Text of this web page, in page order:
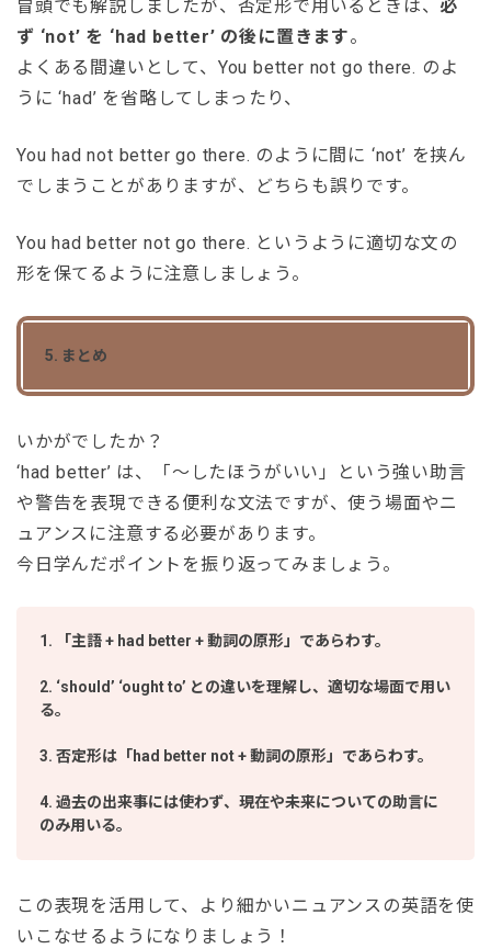
冒頭でも解説しましたが、否定形で用いるときは、 必
ず ‘not’ を ‘had better’ の後に置きます。
よくある間違いとして、You better not go there. のよ
うに ‘had’ を省略してしまったり、
You had not better go there. のように間に ‘not’ を挟ん
でしまうことがありますが、どちらも誤りです。
You had better not go there. というように適切な文の
形を保てるように注意しましょう。
5. まとめ
いかがでしたか？
‘had better’ は、「～したほうがいい」という強い助言
や警告を表現できる便利な文法ですが、使う場面やニ
ュアンスに注意する必要があります。
今日学んだポイントを振り返ってみましょう。
1. 「主語 + had better + 動詞の原形」であらわす。
2. ‘should’ ‘ought to’ との違いを理解し、適切な場面で用い
る。
3. 否定形は「had better not + 動詞の原形」であらわす。
4. 過去の出来事には使わず、現在や未来についての助言に
のみ用いる。
この表現を活用して、より細かいニュアンスの英語を使
いこなせるようになりましょう！